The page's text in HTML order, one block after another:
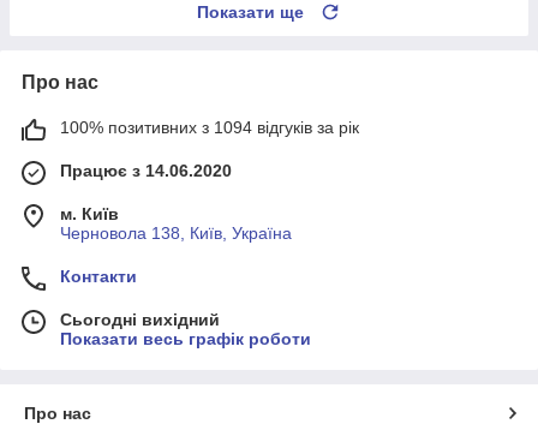
Показати ще
Про нас
100% позитивних з 1094 відгуків за рік
Працює з 14.06.2020
м. Київ
Черновола 138, Київ, Україна
Контакти
Сьогодні вихідний
Показати весь графік роботи
Про нас